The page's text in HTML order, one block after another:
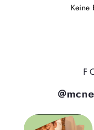
Keine